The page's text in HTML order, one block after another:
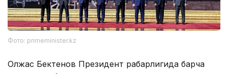
Фото: primeminister.kz
Олжас Бектенов Президент раҳбарлигида барча